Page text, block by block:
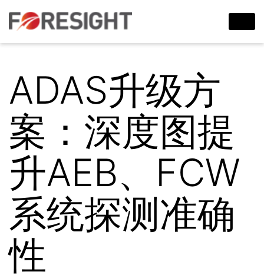
ADAS升级方
案：深度图提
升AEB、FCW
系统探测准确
性